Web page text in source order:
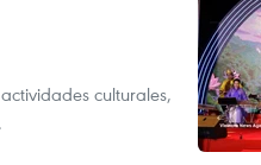
culturales,